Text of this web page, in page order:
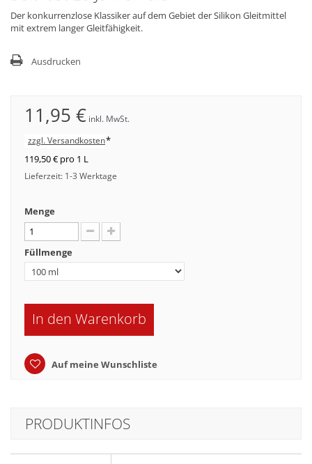
Der konkurrenzlose Klassiker auf dem Gebiet der Silikon Gleitmittel
mit extrem langer Gleitfähigkeit.
Ausdrucken
11,95 € inkl. MwSt.
zzgl. Versandkosten*
119,50 € pro 1 L
Lieferzeit: 1-3 Werktage
Menge
Füllmenge
In den Warenkorb
Auf meine Wunschliste
PRODUKTINFOS